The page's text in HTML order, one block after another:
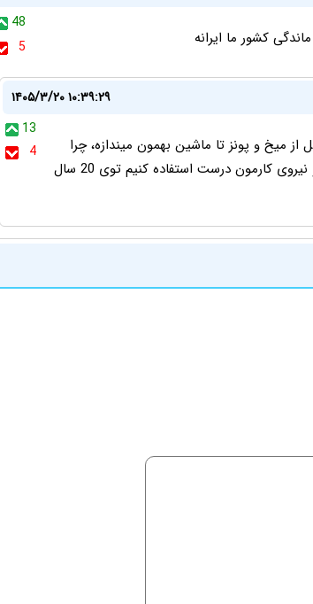
48
5
کشور ما ایرانه
۱۴۰۵/۳/۲۰ ۱۰:۳۹:۲۹
13
4
میخ و پونز تا ماشین بهمون میندازه، چرا
بخواد ما پیشرفت کنیم؟! اگر ما بتونیم از ثروت ملی و نیروی کارمون درست استفاده کنیم توی 20 سال